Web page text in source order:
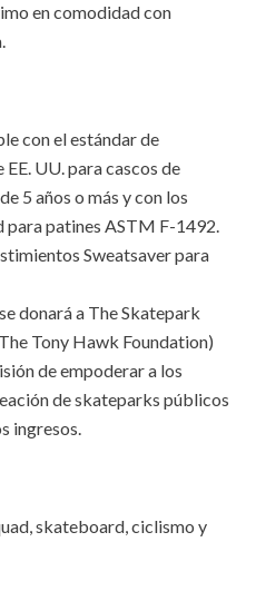
en comodidad con
con el estándar de
UU. para cascos de
5 años o más y con los
para patines ASTM F-1492.
Sweatsaver para
donará a The Skatepark
Tony Hawk Foundation)
de empoderar a los
de skateparks públicos
ingresos.
skateboard, ciclismo y